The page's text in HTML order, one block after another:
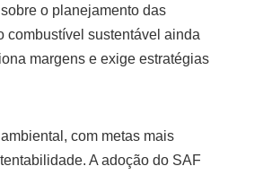
o planejamento das
combustível sustentável ainda
margens e exige estratégias
com metas mais
A adoção do SAF